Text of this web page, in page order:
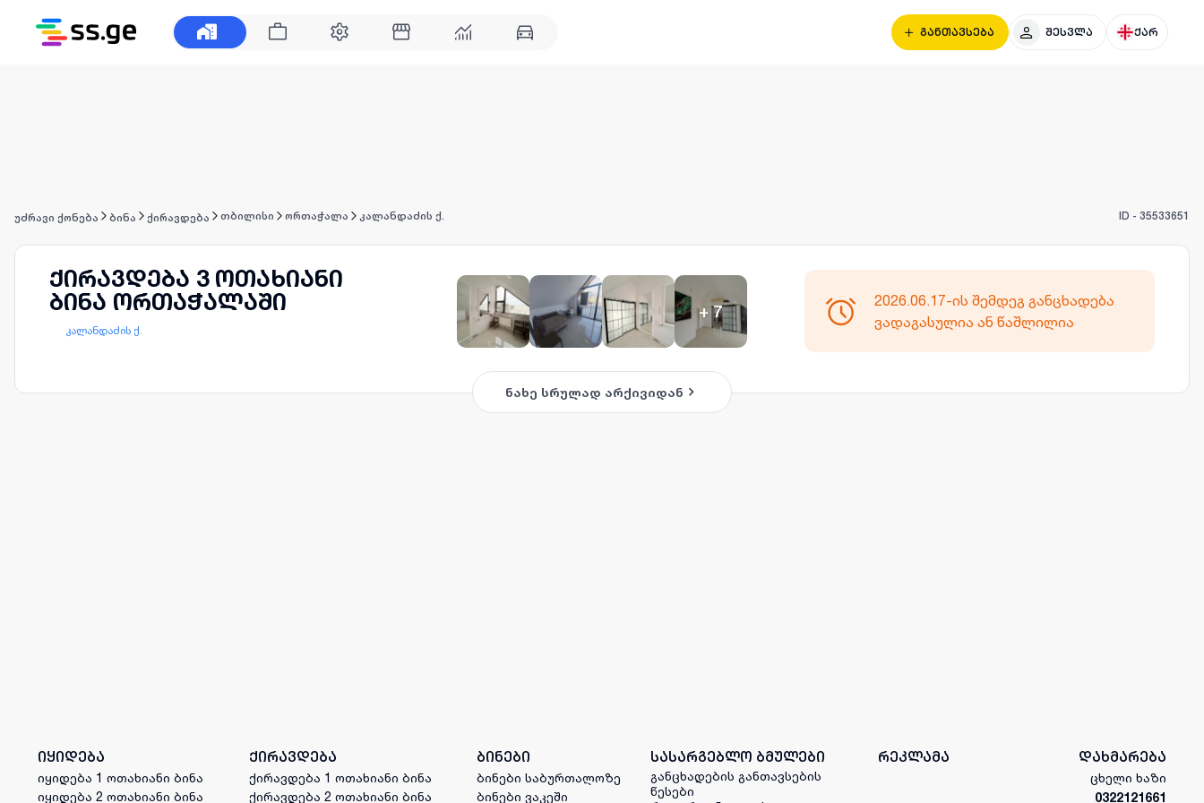
განთავსება შესვლა ქარ
უძრავი ქონება ბინა ქირავდება თბილისი ორთაჭალა კალანდაძის ქ. ID - 35533651
ქირავდება 3 ოთახიანი
ბინა ორთაჭალაში
კალანდაძის ქ.
+7
2026.06.17-ის შემდეგ განცხადება
ვადაგასულია ან წაშლილია
ნახე სრულად არქივიდან
იყიდება
იყიდება 1 ოთახიანი ბინა
იყიდება 2 ოთახიანი ბინა
ქირავდება
ქირავდება 1 ოთახიანი ბინა
ქირავდება 2 ოთახიანი ბინა
ბინები
ბინები საბურთალოზე
ბინები ვაკეში
სასარგებლო ბმულები
განცხადების განთავსების
წესები
რეკლამა დახმარება
ცხელი ხაზი
0322121661